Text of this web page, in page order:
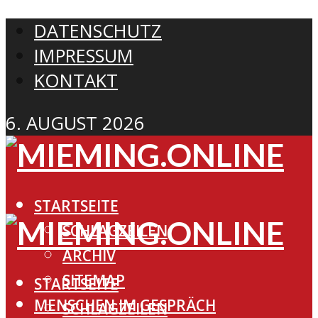
DATENSCHUTZ
IMPRESSUM
KONTAKT
6. AUGUST 2026
STARTSEITE
SCHLAGZEILEN
ARCHIV
SITEMAP
MENSCHEN IM GESPRÄCH
STARTSEITE
SCHLAGZEILEN